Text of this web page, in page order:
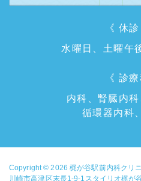
《 休診
水曜日、土曜午
《 診療
内科、腎臓内
循環器内科
Copyright © 2026梶が谷駅前内科クリ
川崎市高津区末長1-9-1スタイリオ梶が